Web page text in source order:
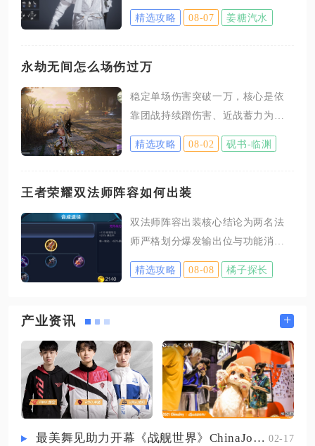
层清理小怪、把控BOSS技能循环即
可平稳通关，整体难度适中，成型
力。进入副本后首先清理沿途集群
集，扎堆输出容易被围殴掉血，优
先使用范围群攻武技快速清场，同
时拉开与远程小怪的距离，避免持
光区域会触发持续伤害，走位时避
开预警范围，不要贪恋输出长时间
站桩，小怪清理完毕再前往BOSS区
精选攻略 08-07 姜糖汽水
永劫无间怎么场伤过万
稳定单场伤害突破一万，核心是依
靠团战持续蹭伤害、近战蓄力为主
远程补伤，搭配适配的魂玉与输出
意识，单排、三排都能稳定达成该
高总伤害数值。多数玩家场伤卡在
战场、只专注收人头忽略消耗伤
害，或是武器搭配单一、不会利用
拉扯持续压低多名敌人护甲血量，
是拉高基础伤害的核心，多排混战
优先选择阔刀、长剑两套输出组
合，阔刀搭配巽风震雷刀魂玉，大
范围蓄力可同时命中多名敌人，单
次混
精选攻略 08-02 砚书-临渊
王者荣耀双法师阵容如何出装
双法师阵容出装核心结论为两名法
师严格划分爆发输出位与功能消耗
位，二者出装体系完全错开，规避
装备属性重复浪费，一人主打瞬时
皮，一人堆砌冷却缩减、续航与固
战场拉扯，同步根据敌方魔抗装备
数量动态调整穿透装备，辅以保命
装备提升容错，以此化解全队缺少
物理输出、敌方集体堆叠法术防御
的阵容短板。常规对局里双法师固
精选攻略 08-08 橘子探长
产业资讯 +
最美舞见助力开幕《战舰世界》ChinaJoy首日精彩碰撞 02-17